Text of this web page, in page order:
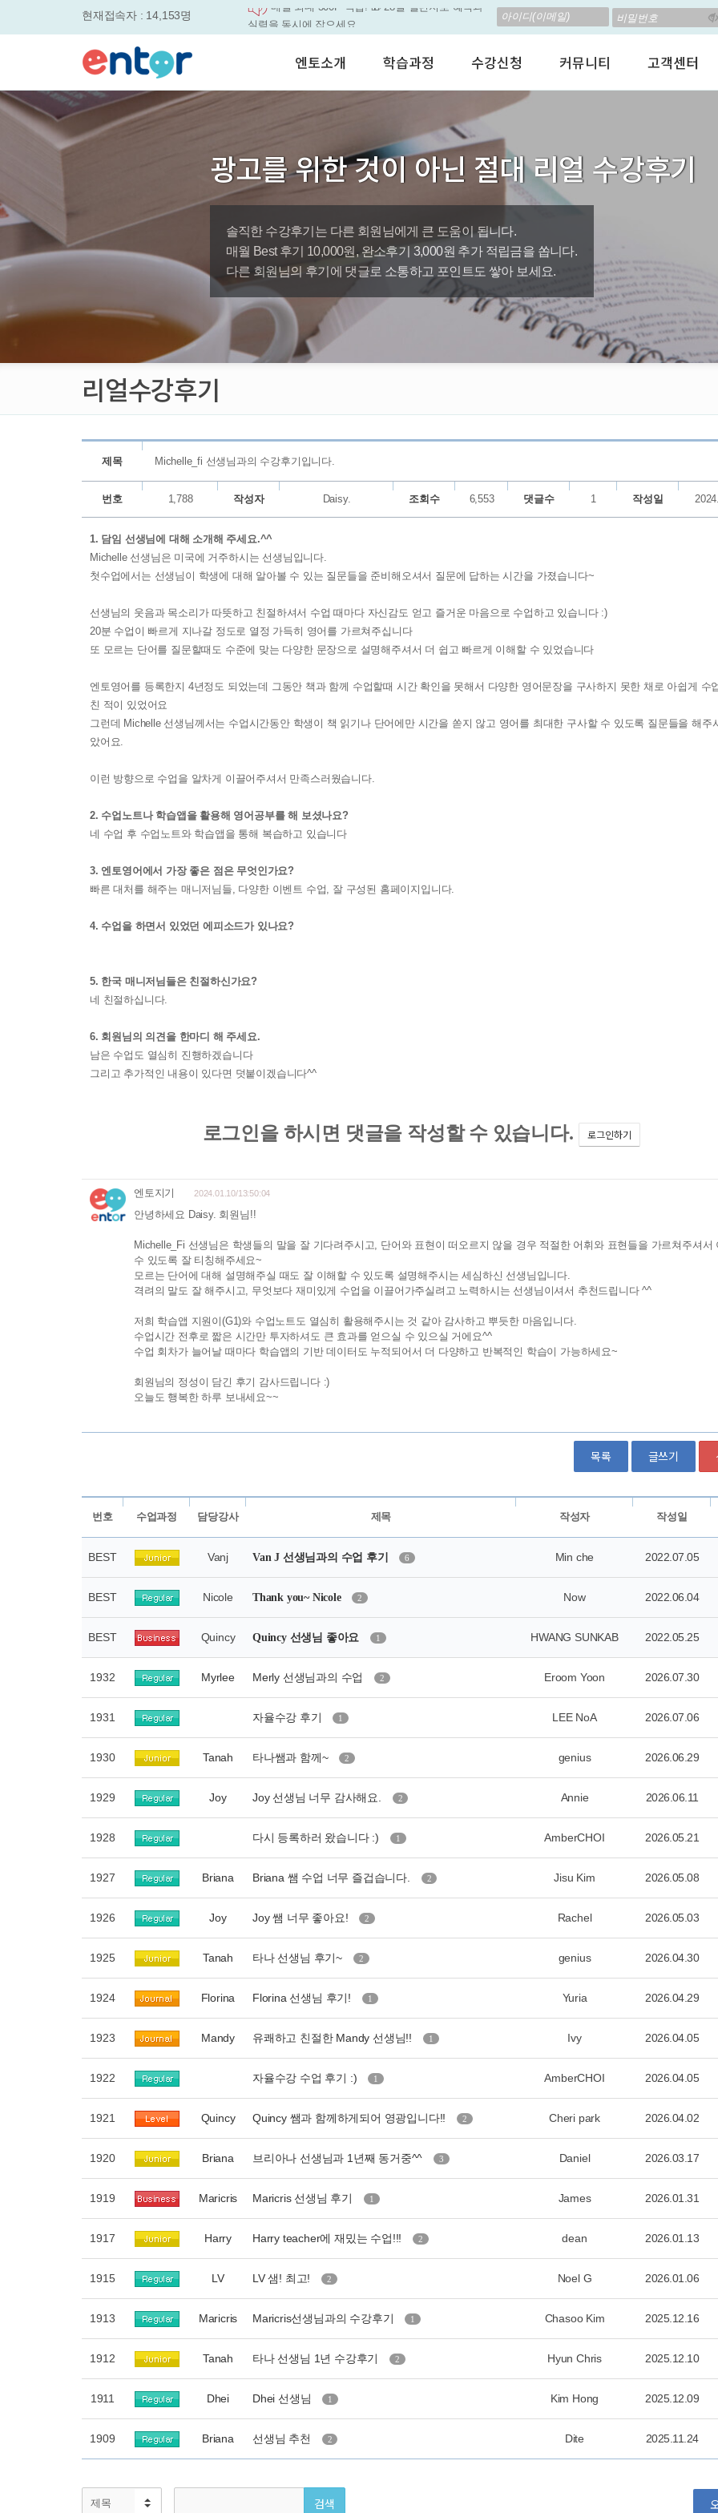
현재접속자 : 14,153명
놓치면....
엔토영어 학습앱 '지원이'가 회원님의 개인비서
🎉 세상에 단 하나뿐인 나의 첫 영문 저서 무료,
'Story Me' 오픈이벤트
매일 최대 300P 적립! 🎁 28일 챌린지로 혜택과
실력을 동시에 잡으세요
학습도우미 G1
서비스안내
회사소개
성인영어회화
비즈니스영어
인터뷰영어
수업교재안내
수강료안내
자율수강신청
AI 수강신청
그룹수업신청
AI뉴스룸
멤버쉽 안내
엔토소개 학습과정 수강신청 커뮤니티 고객센터
광고를 위한 것이 아닌 절대 리얼 수강후기
솔직한 수강후기는 다른 회원님에게 큰 도움이 됩니다.
매월 Best 후기 10,000원, 완소후기 3,000원 추가 적립금을 쏩니다.
다른 회원님의 후기에 댓글로 소통하고 포인트도 쌓아 보세요.
리얼수강후기
제목 Michelle_fi 선생님과의 수강후기입니다.
번호 1,788 작성자 Daisy. 조회수 6,553 댓글수 1 작성일
1. 담임 선생님에 대해 소개해 주세요.^^
Michelle 선생님은 미국에 거주하시는 선생님입니다.
첫수업에서는 선생님이 학생에 대해 알아볼 수 있는 질문들을 준비해오셔서 질문에 답하는 시간을 가졌습니다~
선생님의 웃음과 목소리가 따뜻하고 친절하셔서 수업 때마다 자신감도 얻고 즐거운 마음으로 수업하고 있습니다 :)
20분 수업이 빠르게 지나갈 정도로 열정 가득히 영어를 가르쳐주십니다
또 모르는 단어를 질문할때도 수준에 맞는 다양한 문장으로 설명해주셔서 더 쉽고 빠르게 이해할 수 있었습니다
엔토영어를 등록한지 4년정도 되었는데 그동안 책과 함께 수업할때 시간 확인을 못해서 다양한 영어문장을 구사하지 못한 채로 아쉽게 수
친 적이 있었어요
그런데 Michelle 선생님께서는 수업시간동안 학생이 책 읽기나 단어에만 시간을 쏟지 않고 영어를 최대한 구사할 수 있도록 질문들을 해주
았어요.
이런 방향으로 수업을 알차게 이끌어주셔서 만족스러웠습니다.
2. 수업노트나 학습앱을 활용해 영어공부를 해 보셨나요?
네 수업 후 수업노트와 학습앱을 통해 복습하고 있습니다
3. 엔토영어에서 가장 좋은 점은 무엇인가요?
빠른 대처를 해주는 매니저님들, 다양한 이벤트 수업, 잘 구성된 홈페이지입니다.
4. 수업을 하면서 있었던 에피소드가 있나요?
5. 한국 매니저님들은 친절하신가요?
네 친절하십니다.
6. 회원님의 의견을 한마디 해 주세요.
남은 수업도 열심히 진행하겠습니다
그리고 추가적인 내용이 있다면 덧붙이겠습니다^^
목록 글쓰기